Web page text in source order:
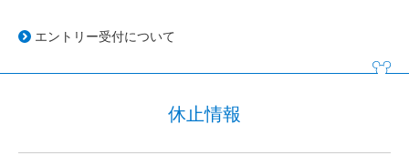
エントリー受付について
休止情報